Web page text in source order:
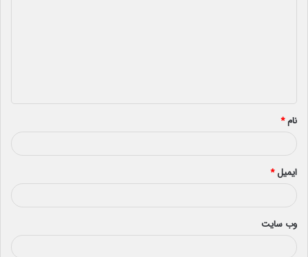
*
نام*
ایمیل*
وب‌ سایت